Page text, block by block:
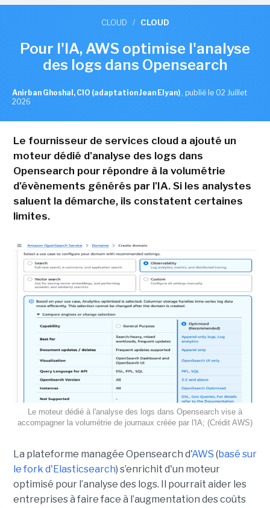
CLOUD / CLOUD
Pour l'IA, AWS optimise l'analyse
des logs dans Opensearch
Anirban Ghoshal, CIO (adaptation Jean Elyan) , publié le 02 Juillet
2026
Le fournisseur de services cloud a ajouté un
moteur dédié d'analyse des logs dans
Opensearch pour répondre à la volumétrie
d'évènements générés par l'IA. Si les analystes
saluent la démarche, ils constatent certaines
limites.
Le moteur dédié à l'analyse des logs dans Opensearch vise à
accompagner la volumétrie de journaux créée par l'IA; (Crédit AWS)
La plateforme managée Opensearch d'AWS (basé sur
le fork d'Elasticsearch) s’enrichit d'un moteur
optimisé pour l’analyse des logs. Il pourrait aider les
entreprises à faire face à l’augmentation des coûts